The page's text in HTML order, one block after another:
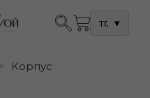
тг. ▾
Корпус